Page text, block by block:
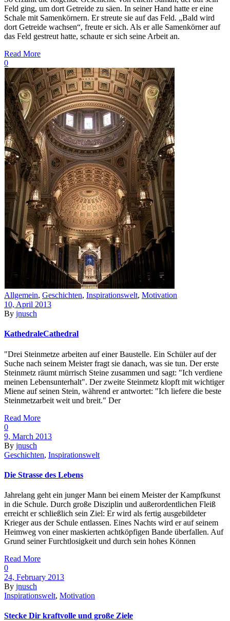
Feld ging, um dort Getreide zu säen. In seiner Hand hatte er eine
Schale mit Samenkörnern. Er streute sie auf das Feld. „Bald wird
dort Getreide wachsen“, freute er sich. Als er alle Samenkörner auf
das Feld gestreut hatte, schaute er sich seine Arbeit an.
Read More
0
Allgemein, Geschichten, Inspirationswelt, Motivation
10, April 2013
By jnusch
KathedraleCathedral
"Drei Steinmetze arbeiten auf einer Baustelle. Ein Schüler auf der
Suche nach seinem Meister fragt sie danach, was sie tun. Der erste
Steinmetz räumt mürrisch Steine zusammen und sagt: "Ich verdiene
meinen Lebensunterhalt". Der zweite Steinmetz klopft mit wichtiger
Miene auf seinen Stein, während er antwortet: "Ich liefere die beste
Steinmetzarbeit weit und breit." Der
Read More
0
9, March 2013
By jnusch
Geschichten, Inspirationswelt
Die Strasse des Lebens
Jahrelang geht ein junger Mann bei einem Meister der Kampfkunst
in die Schule. Durch große Disziplin und außerordentlichen Fleiß
erreicht er schließlich sein Ziel: Er wird als fertig ausgebildeter
Krieger aus der Schule entlassen. Eines Nachts wird er auf seinem
Heimweg von einer maskierten achtköpfigen Bande überfallen. Auf
Grund seiner Furchtlosigkeit und durch sein hohes Können
Read More
0
24, February 2013
By jnusch
Inspirationswelt, Motivation
Stecke Dir kraftvolle und große Ziele